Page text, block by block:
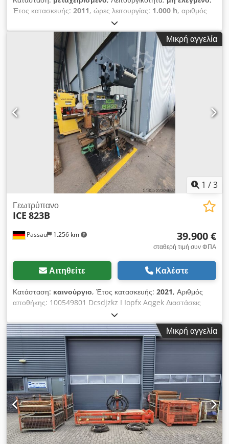
Έτος κατασκευής: 2011, ώρες λειτουργίας: 1.000 h, αριθμός
55991101
κέντρο CNC, κατάλληλο για διάτρηση γρανίτη, σκυροδέματος
και άλλων λίθων. Έχει σχεδιαστεί για τη διάτρηση οπών για
βίδες τύπου KEIL και είναι έτοιμο για επιτάχυνση της
διαδικασίας κατεργασίας. Προσφέρει τη δυνατότητα εργασίας
με δύο κεφαλές διάτρησης ταυτόχρονα. Είναι επίσης δυνατή η
αλλαγή της κεφαλής διάτρησης, ώστε να χρησιμοποιηθεί και σε
άλλα υλικά. Μπορώ να σας στείλω και βίντεο από τη διαδικασία
κατεργασίας. Dcedpfx Aozkhz Ueqgjk Το μηχάνημα μπορεί να
ελεγχθεί στην πόλη Ζνόιμο, στην οδό Dyji 74.
Μικρή αγγελία
1 /3
Passau 1.256 km
Γεωτρύπανο
ICE 823B
39.900 €
σταθερή τιμή συν ΦΠΑ
Αιτηθείτε Καλέστε
Κατάσταση: καινούργιο, Έτος κατασκευής: 2021, Αριθμός
αποθήκης: 100549801 Dcsdjzkz I Iopfx Aqgek Διαστάσεις
μεταφοράς (Μ x Π x Υ): 0 x 0 x 0 ---- Έτος κατασκευής: 2021
Βάρος: 1060 κιλά Πλάκα προσαρμογέα SW48 Likufix
Τοποθεσία: Σβάινφουρτ
Μικρή αγγελία